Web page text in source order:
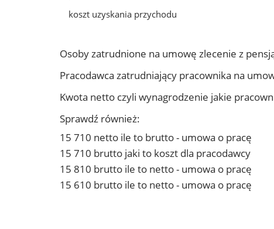
koszt uzyskania przychodu
Osoby zatrudnione na umowę zlecenie z
Pracodawca zatrudniający pracownika na
Kwota netto czyli wynagrodzenie jakie
Sprawdź również:
15 710 netto ile to brutto - umowa o pracę
15 710 brutto jaki to koszt dla pracodawcy
15 810 brutto ile to netto - umowa o pracę
15 610 brutto ile to netto - umowa o pracę